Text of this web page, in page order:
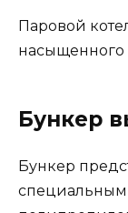
Паровой
насыщенного
Бункер
Бункер